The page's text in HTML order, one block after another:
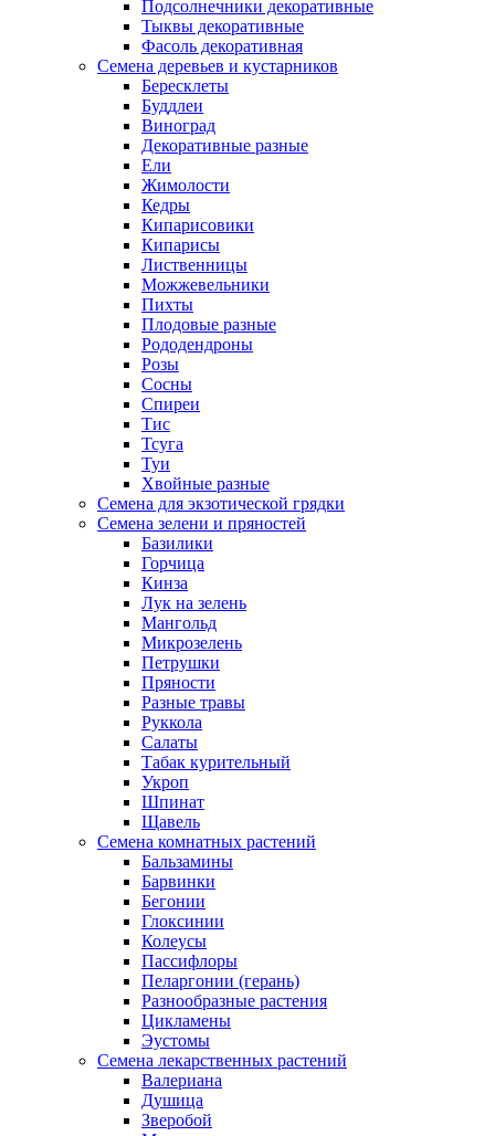
Подсолнечники декоративные
Тыквы декоративные
Фасоль декоративная
Семена деревьев и кустарников
Бересклеты
Буддлеи
Виноград
Декоративные разные
Ели
Жимолости
Кедры
Кипарисовики
Кипарисы
Лиственницы
Можжевельники
Пихты
Плодовые разные
Рододендроны
Розы
Сосны
Спиреи
Тис
Тсуга
Туи
Хвойные разные
Семена для экзотической грядки
Семена зелени и пряностей
Базилики
Горчица
Кинза
Лук на зелень
Мангольд
Микрозелень
Петрушки
Пряности
Разные травы
Руккола
Салаты
Табак курительный
Укроп
Шпинат
Щавель
Семена комнатных растений
Бальзамины
Барвинки
Бегонии
Глоксинии
Колеусы
Пассифлоры
Пеларгонии (герань)
Разнообразные растения
Цикламены
Эустомы
Семена лекарственных растений
Валериана
Душица
Зверобой